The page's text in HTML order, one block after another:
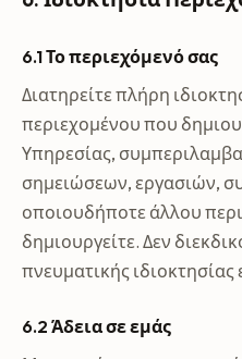
6.1 Το περιεχόμενό σας
Διατηρείτε πλήρη
περιεχομένου που
Υπηρεσίας,
σημειώσεων, εργασιών,
οποιουδήποτε άλλου
δημιουργείτε. Δεν
πνευματικής
6.2 Άδεια σε εμάς